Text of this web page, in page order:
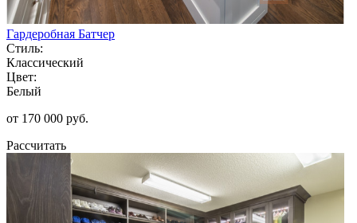
Гардеробная Батчер
Стиль:
Классический
Цвет:
Белый
от 170 000 руб.
Рассчитать